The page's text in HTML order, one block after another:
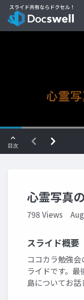
心霊写真
798 Views
スライド概要
ココカラ勉強
ライドです。
島についてお話